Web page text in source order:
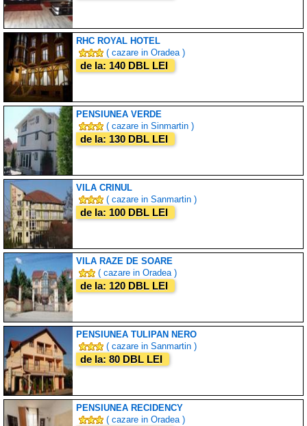
RHC ROYAL HOTEL
( cazare in Oradea )
de la: 140 DBL LEI
PENSIUNEA VERDE
( cazare in Sinmartin )
de la: 130 DBL LEI
VILA CRINUL
( cazare in Sanmartin )
de la: 100 DBL LEI
VILA RAZE DE SOARE
( cazare in Oradea )
de la: 120 DBL LEI
PENSIUNEA TULIPAN NERO
( cazare in Sanmartin )
de la: 80 DBL LEI
PENSIUNEA RECIDENCY
( cazare in Oradea )